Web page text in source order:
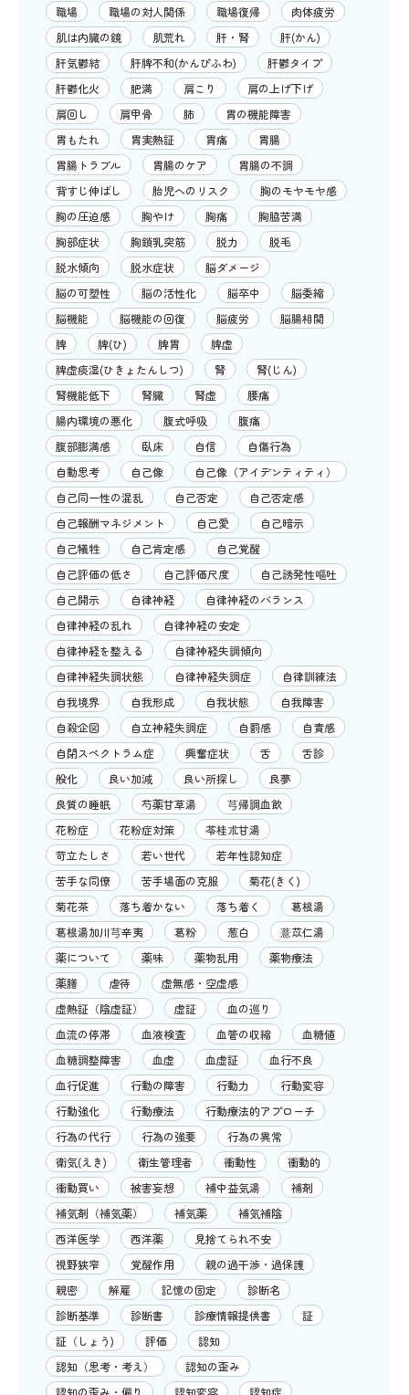
職場
職場の対人関係 職場復帰
肉体疲労
肌は内臓の鏡
肌荒れ 肝・腎
肝(かん)
肝気鬱結
肝脾不和(かんぴふわ)
肝鬱タイプ
肝鬱化火
肥満 肩こり
肩の上げ下げ
肩回し
肩甲骨 肺
胃の機能障害
胃もたれ
胃実熱証 胃痛
胃腸
胃腸トラブル
胃腸のケア
胃腸の不調
背すじ伸ばし
胎児へのリスク
胸のモヤモヤ感
胸の圧迫感
胸やけ 胸痛
胸脇苦満
胸部症状
胸鎖乳突筋 脱力
脱毛
脱水傾向
脱水症状
脳ダメージ
脳の可塑性
脳の活性化 脳卒中
脳委縮
脳機能
脳機能の回復 脳疲労
脳腸相関
脾
脾(ひ) 脾胃
脾虚
脾虚痰湿(ひきょたんしつ)
腎
腎(じん)
腎機能低下
腎臓 腎虚
腰痛
腸内環境の悪化
腹式呼吸
腹痛
腹部膨満感
臥床 自信
自傷行為
自動思考
自己像
自己像（アイデンティティ）
自己同一性の混乱
自己否定
自己否定感
自己報酬マネジメント
自己愛
自己暗示
自己犠牲
自己肯定感
自己覚醒
自己評価の低さ
自己評価尺度
自己誘発性嘔吐
自己開示
自律神経
自律神経のバランス
自律神経の乱れ
自律神経の安定
自律神経を整える
自律神経失調傾向
自律神経失調状態
自律神経失調症
自律訓練法
自我境界
自我形成 自我状態
自我障害
自殺企図
自立神経失調症 自罰感
自責感
自閉スペクトラム症
興奮症状 舌
舌診
般化
良い加減 良い所探し
良夢
良質の睡眠
芍薬甘草湯
芎帰調血飲
花粉症
花粉症対策
苓桂朮甘湯
苛立たしさ
若い世代
若年性認知症
苦手な同僚
苦手場面の克服
菊花(きく)
菊花茶
落ち着かない 落ち着く
葛根湯
葛根湯加川芎辛夷
葛粉 葱白
薏苡仁湯
薬について
薬味 薬物乱用
薬物療法
薬膳
虐待
虚無感・空虚感
虚熱証（陰虚証）
虚証
血の巡り
血流の停滞
血液検査 血管の収縮
血糖値
血糖調整障害
血虚 血虚証
血行不良
血行促進
行動の障害 行動力
行動変容
行動強化
行動療法
行動療法的アプローチ
行為の代行
行為の強要
行為の異常
衛気(えき)
衛生管理者 衝動性
衝動的
衝動買い
被害妄想 補中益気湯
補剤
補気剤（補気薬）
補気薬
補気補陰
西洋医学
西洋薬
見捨てられ不安
視野狭窄
覚醒作用
親の過干渉・過保護
親密
解雇 記憶の固定
診断名
診断基準
診断書 診療情報提供書
証
証（しょう)
評価
認知
認知（思考・考え）
認知の歪み
認知の歪み・偏り
認知変容 認知症